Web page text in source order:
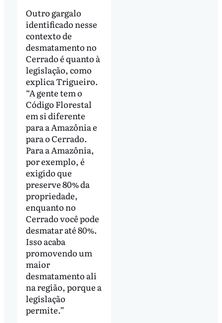
Outro gargalo
identificado nesse
contexto de
desmatamento no
Cerrado é quanto à
legislação, como
explica Trigueiro.
“A gente tem o
Código Florestal
em si diferente
para a Amazônia e
para o Cerrado.
Para a Amazônia,
por exemplo, é
exigido que
preserve 80% da
propriedade,
enquanto no
Cerrado você pode
desmatar até 80%.
Isso acaba
promovendo um
maior
desmatamento ali
na região, porque a
legislação
permite.”